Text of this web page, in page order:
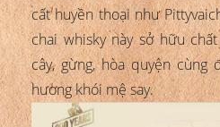
cất huyền thoại như
chai whisky này sở hữu
cây, gừng, hòa quyện cùng
hương khói mệ say.